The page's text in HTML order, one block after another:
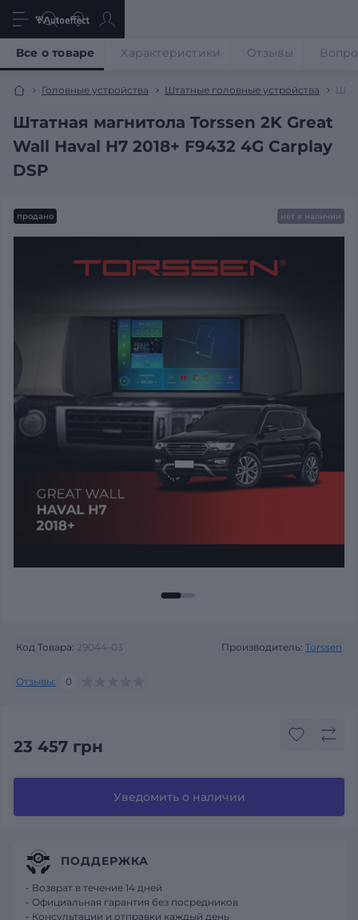
Головные устройства Штатные головные устройства
Штатная магнитола Torssen 2K Great
Wall Haval H7 2018+ F9432 4G Carplay
DSP
Все о товаре Характеристики Отзывы
продано нет в наличии
Код Товара: 29044-03 Производитель: Torssen
Отзывы: 0
23 457 грн
Уведомить о наличии
ПОДДЕРЖКА
- Возврат в течение 14 дней
- Официальная гарантия без посредников
- Консультации и отправки каждый день